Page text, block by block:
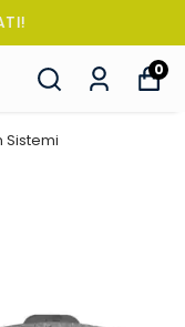
KOKUSU HEDİYE!
0
Sistemi